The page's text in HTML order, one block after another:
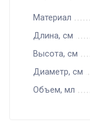
Материал
Длина, см
Высота, см
Диаметр, см
Объем, мл